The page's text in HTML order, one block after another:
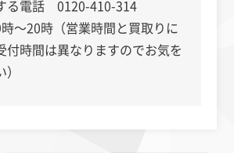
る電話 0120-410-314
～20時（営業時間と買取りに
付時間は異なりますのでお気を